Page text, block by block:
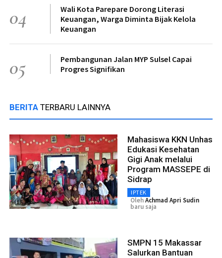
04
Wali Kota Parepare Dorong Literasi
Keuangan, Warga Diminta Bijak Kelola
Keuangan
05
Pembangunan Jalan MYP Sulsel Capai
Progres Signifikan
BERITA TERBARU LAINNYA
Mahasiswa KKN Unhas
Edukasi Kesehatan
Gigi Anak melalui
Program MASSEPE di
Sidrap
IPTEK
OlehAchmad Apri Sudin
baru saja
SMPN 15 Makassar
Salurkan Bantuan